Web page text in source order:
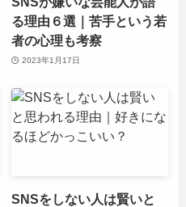
る理由６選｜苦手という若
者の心理も考察
2023年1月17日
SNSをしない人は賢いと